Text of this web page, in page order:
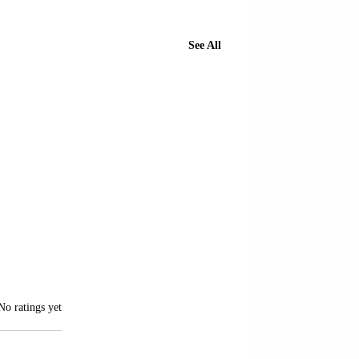
See All
5 stars.
ratings yet